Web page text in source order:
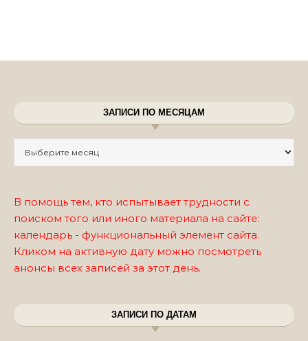
ЗАПИСИ ПО МЕСЯЦАМ
В помощь тем, кто испытывает трудности с
поиском того или иного материала на сайте:
календарь - функциональный элемент сайта.
Кликом на активную дату можно посмотреть
анонсы всех записей за этот день.
ЗАПИСИ ПО ДАТАМ